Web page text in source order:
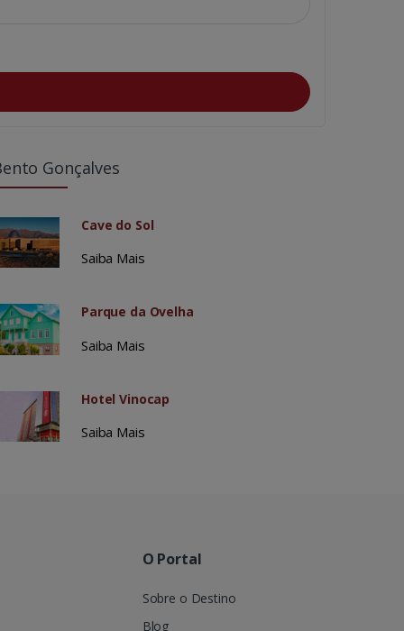
Gonçalves
Cave do Sol
Saiba Mais
Parque da Ovelha
Saiba Mais
Hotel Vinocap
Saiba Mais
O Portal
Sobre o Destino
Blog